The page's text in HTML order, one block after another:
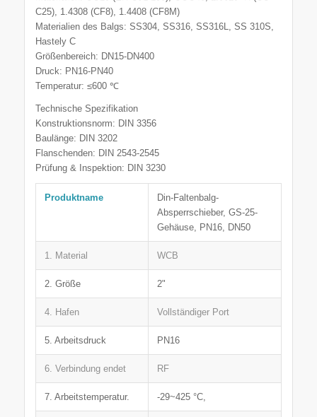
C25), 1.4308 (CF8), 1.4408 (CF8M)
Materialien des Balgs: SS304, SS316, SS316L, SS 310S,
Hastely C
Größenbereich: DN15-DN400
Druck: PN16-PN40
Temperatur: ≤600 ℃
Technische Spezifikation
Konstruktionsnorm: DIN 3356
Baulänge: DIN 3202
Flanschenden: DIN 2543-2545
Prüfung & Inspektion: DIN 3230
Produktname
Din-Faltenbalg-
Absperrschieber, GS-25-
Gehäuse, PN16, DN50
1. Material WCB
2. Größe 2"
4. Hafen Vollständiger Port
5. Arbeitsdruck PN16
6. Verbindung endet RF
7. Arbeitstemperatur. -29~425 °C,